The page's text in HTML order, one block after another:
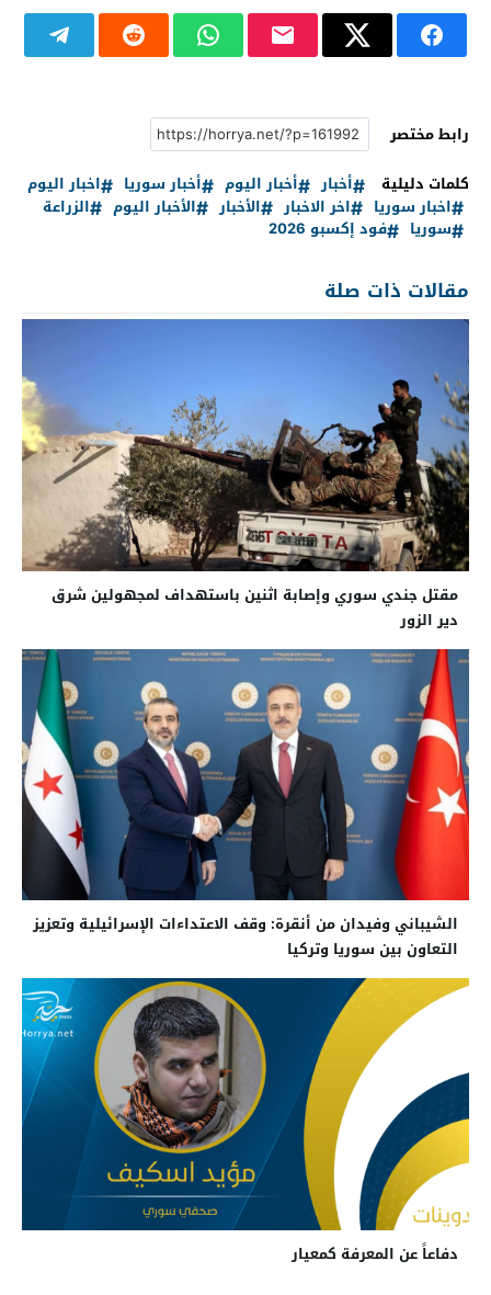
رابط مختصر
كلمات دليلية
أخبار أخبار اليوم أخبار سوريا
اخبار اليوم
اخبار سوريا
اخر الاخبار الأخبار الأخبار اليوم
الزراعة
سوريا
فود إكسبو 2026
مقالات ذات صلة
مقتل جندي سوري وإصابة اثنين باستهداف لمجهولين شرق
دير الزور
الشيباني وفيدان من أنقرة: وقف الاعتداءات الإسرائيلية وتعزيز
التعاون بين سوريا وتركيا
دفاعاً عن المعرفة كمعيار